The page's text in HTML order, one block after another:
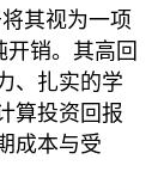
其视为一项
开销。其高回
、扎实的学
算投资回报
成本与受